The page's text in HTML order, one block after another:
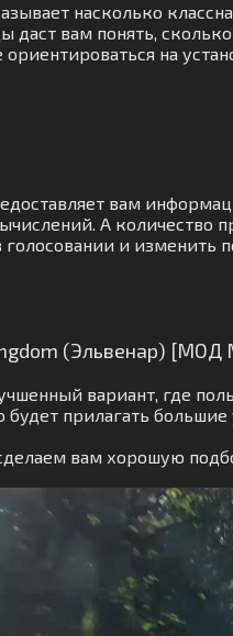
насколько
даст вам понять,
на
вам
А количество
и изменить
(Эльвенар) [МОД
вариант, где
прилагать
вам хорошую